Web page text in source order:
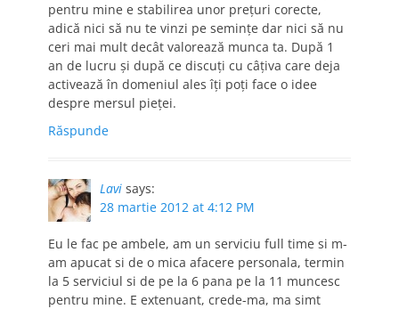
pentru mine e stabilirea unor prețuri corecte,
adică nici să nu te vinzi pe semințe dar nici să nu
ceri mai mult decât valorează munca ta. După 1
an de lucru și după ce discuți cu câțiva care deja
activează în domeniul ales îți poți face o idee
despre mersul pieței.
Răspunde
Lavi says:
28 martie 2012 at 4:12 PM
Eu le fac pe ambele, am un serviciu full time si m-
am apucat si de o mica afacere personala, termin
la 5 serviciul si de pe la 6 pana pe la 11 muncesc
pentru mine. E extenuant, crede-ma, ma simt